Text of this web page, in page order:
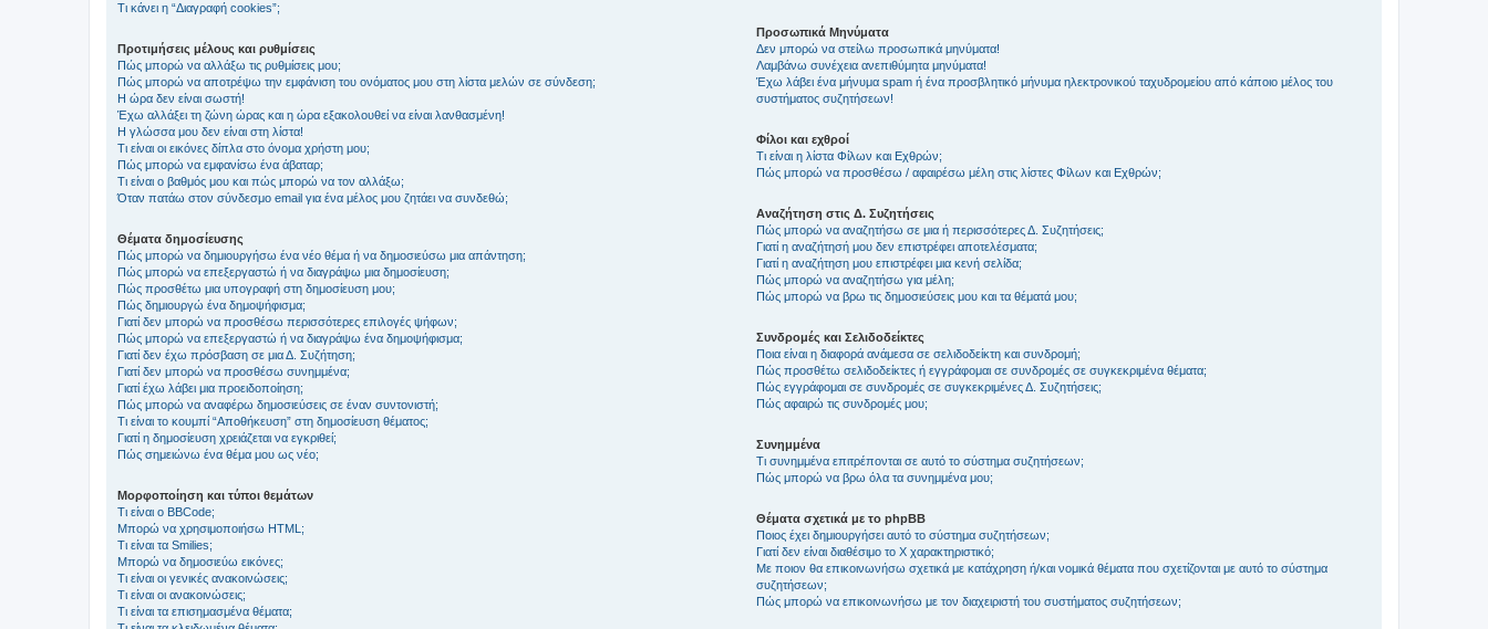
Τι κάνει η “Διαγραφή cookies”;
Προτιμήσεις μέλους και ρυθμίσεις
Πώς μπορώ να αλλάξω τις ρυθμίσεις μου;
Πώς μπορώ να αποτρέψω την εμφάνιση του ονόματος μου στη λίστα μελών σε σύνδεση;
Η ώρα δεν είναι σωστή!
Έχω αλλάξει τη ζώνη ώρας και η ώρα εξακολουθεί να είναι λανθασμένη!
Η γλώσσα μου δεν είναι στη λίστα!
Τι είναι οι εικόνες δίπλα στο όνομα χρήστη μου;
Πώς μπορώ να εμφανίσω ένα άβαταρ;
Τι είναι ο βαθμός μου και πώς μπορώ να τον αλλάξω;
Όταν πατάω στον σύνδεσμο email για ένα μέλος μου ζητάει να συνδεθώ;
Θέματα δημοσίευσης
Πώς μπορώ να δημιουργήσω ένα νέο θέμα ή να δημοσιεύσω μια απάντηση;
Πώς μπορώ να επεξεργαστώ ή να διαγράψω μια δημοσίευση;
Πώς προσθέτω μια υπογραφή στη δημοσίευση μου;
Πώς δημιουργώ ένα δημοψήφισμα;
Γιατί δεν μπορώ να προσθέσω περισσότερες επιλογές ψήφων;
Πώς μπορώ να επεξεργαστώ ή να διαγράψω ένα δημοψήφισμα;
Γιατί δεν έχω πρόσβαση σε μια Δ. Συζήτηση;
Γιατί δεν μπορώ να προσθέσω συνημμένα;
Γιατί έχω λάβει μια προειδοποίηση;
Πώς μπορώ να αναφέρω δημοσιεύσεις σε έναν συντονιστή;
Τι είναι το κουμπί “Αποθήκευση” στη δημοσίευση θέματος;
Γιατί η δημοσίευση χρειάζεται να εγκριθεί;
Πώς σημειώνω ένα θέμα μου ως νέο;
Μορφοποίηση και τύποι θεμάτων
Τι είναι ο BBCode;
Μπορώ να χρησιμοποιήσω HTML;
Τι είναι τα Smilies;
Μπορώ να δημοσιεύω εικόνες;
Τι είναι οι γενικές ανακοινώσεις;
Τι είναι οι ανακοινώσεις;
Τι είναι τα επισημασμένα θέματα;
Προσωπικά Μηνύματα
Δεν μπορώ να στείλω προσωπικά μηνύματα!
Λαμβάνω συνέχεια ανεπιθύμητα μηνύματα!
Έχω λάβει ένα μήνυμα spam ή ένα προσβλητικό μήνυμα ηλεκτρονικού ταχυδρομείου από κάποιο μέλος του
συστήματος συζητήσεων!
Φίλοι και εχθροί
Τι είναι η λίστα Φίλων και Εχθρών;
Πώς μπορώ να προσθέσω / αφαιρέσω μέλη στις λίστες Φίλων και Εχθρών;
Αναζήτηση στις Δ. Συζητήσεις
Πώς μπορώ να αναζητήσω σε μια ή περισσότερες Δ. Συζητήσεις;
Γιατί η αναζήτησή μου δεν επιστρέφει αποτελέσματα;
Γιατί η αναζήτηση μου επιστρέφει μια κενή σελίδα;
Πώς μπορώ να αναζητήσω για μέλη;
Πώς μπορώ να βρω τις δημοσιεύσεις μου και τα θέματά μου;
Συνδρομές και Σελιδοδείκτες
Ποια είναι η διαφορά ανάμεσα σε σελιδοδείκτη και συνδρομή;
Πώς προσθέτω σελιδοδείκτες ή εγγράφομαι σε συνδρομές σε συγκεκριμένα θέματα;
Πώς εγγράφομαι σε συνδρομές σε συγκεκριμένες Δ. Συζητήσεις;
Πώς αφαιρώ τις συνδρομές μου;
Συνημμένα
Τι συνημμένα επιτρέπονται σε αυτό το σύστημα συζητήσεων;
Πώς μπορώ να βρω όλα τα συνημμένα μου;
Θέματα σχετικά με το phpBB
Ποιος έχει δημιουργήσει αυτό το σύστημα συζητήσεων;
Γιατί δεν είναι διαθέσιμο το Χ χαρακτηριστικό;
Με ποιον θα επικοινωνήσω σχετικά με κατάχρηση ή/και νομικά θέματα που σχετίζονται με αυτό το σύστημα
συζητήσεων;
Πώς μπορώ να επικοινωνήσω με τον διαχειριστή του συστήματος συζητήσεων;